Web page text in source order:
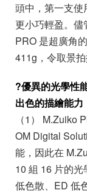
頭中，第一支
更小巧輕盈。儘
PRO 是超廣角
411g，令取景拍
?優異的光學性
出色的描繪能力
（1） M.Zuiko
OM Digital
能，因此在
10 組 16 片的
低色散、ED 低